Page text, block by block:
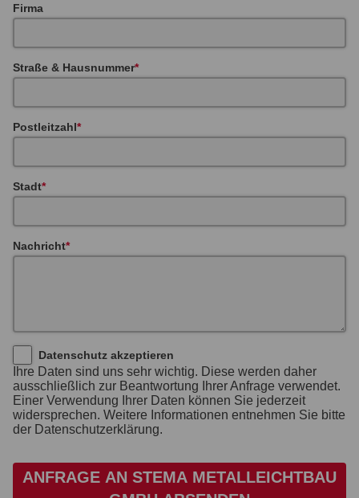
Firma
Straße & Hausnummer
Postleitzahl
Stadt
Nachricht
Datenschutz akzeptieren
Ihre Daten sind uns sehr wichtig. Diese werden daher
ausschließlich zur Beantwortung Ihrer Anfrage verwendet.
Einer Verwendung Ihrer Daten können Sie jederzeit
widersprechen. Weitere Informationen entnehmen Sie bitte
der Datenschutzerklärung.
ANFRAGE AN STEMA METALLEICHTBAU